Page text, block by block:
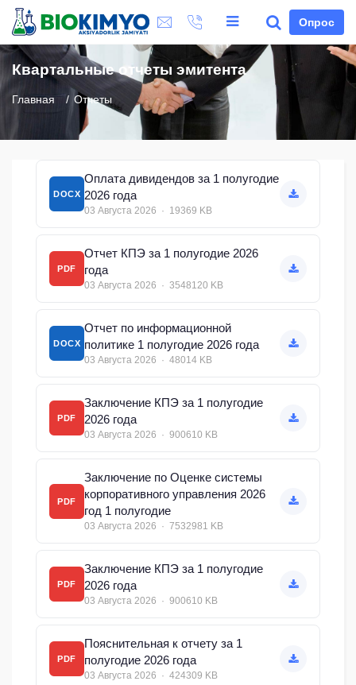
Опрос
Квартальные отчеты эмитента
Главная Отчеты
DOCX
Оплата дивидендов за 1 полугодие
2026 года
03 Августа 2026 · 19369 KB
PDF
Отчет КПЭ за 1 полугодие 2026
года
03 Августа 2026 · 3548120 KB
DOCX
Отчет по информационной
политике 1 полугодие 2026 года
03 Августа 2026 · 48014 KB
PDF
Заключение КПЭ за 1 полугодие
2026 года
03 Августа 2026 · 900610 KB
PDF
Заключение по Оценке системы
корпоративного управления 2026
год 1 полугодие
03 Августа 2026 · 7532981 KB
PDF
Заключение КПЭ за 1 полугодие
2026 года
03 Августа 2026 · 900610 KB
PDF
Пояснительная к отчету за 1
полугодие 2026 года
03 Августа 2026 · 424309 KB